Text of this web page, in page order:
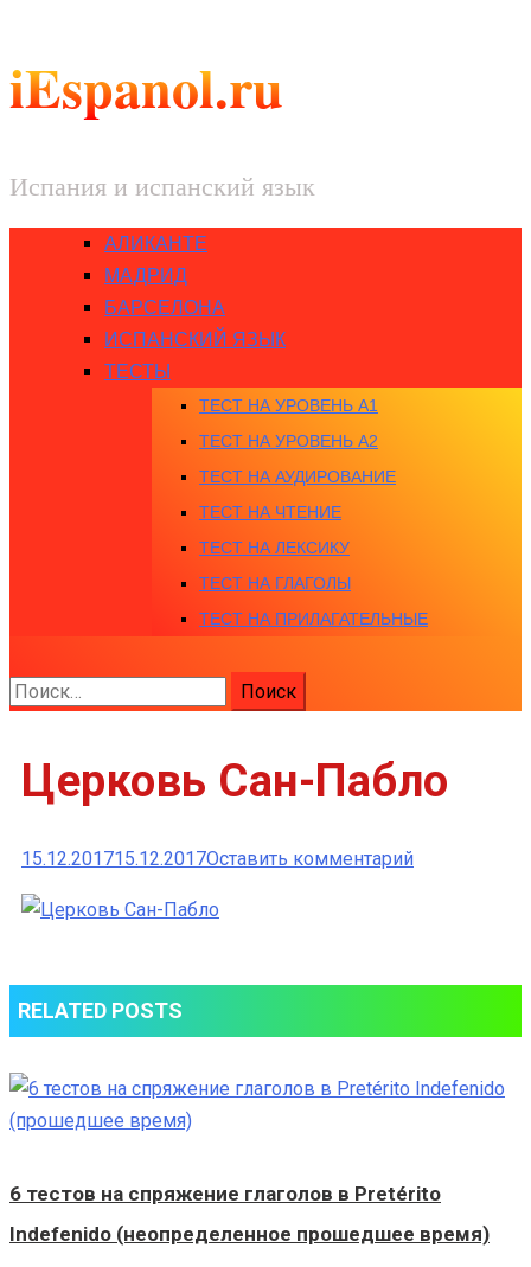
iEspanol.ru
Испания и испанский язык
АЛИКАНТЕ
МАДРИД
БАРСЕЛОНА
ИСПАНСКИЙ ЯЗЫК
ТЕСТЫ
ТЕСТ НА УРОВЕНЬ A1
ТЕСТ НА УРОВЕНЬ A2
ТЕСТ НА АУДИРОВАНИЕ
ТЕСТ НА ЧТЕНИЕ
ТЕСТ НА ЛЕКСИКУ
ТЕСТ НА ГЛАГОЛЫ
ТЕСТ НА ПРИЛАГАТЕЛЬНЫЕ
Найти:
Церковь Сан-Пабло
15.12.201715.12.2017Оставить комментарийк
RELATED POSTS
6 тестов на спряжение глаголов в Pretérito
Indefenido (неопределенное прошедшее время)